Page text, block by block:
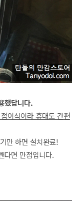
했답니다.
접이식이라 휴대도 간편
만 하면 설치완료!
다면 만점입니다.